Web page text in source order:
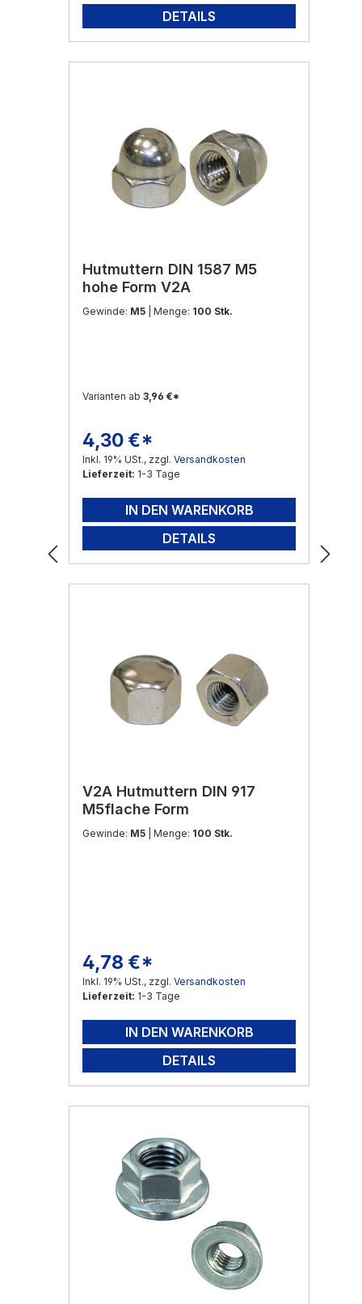
DETAILS
Hutmuttern DIN 1587 M5
hohe Form V2A
Gewinde: M5 | Menge: 100 Stk.
Varianten ab 3,96 €*
Regulärer Preis:
4,30 €*
Inkl. 19% USt., zzgl. Versandkosten
Lieferzeit: 1-3 Tage
IN DEN WARENKORB
DETAILS
V2A Hutmuttern DIN 917
M5flache Form
Gewinde: M5 | Menge: 100 Stk.
Regulärer Preis:
4,78 €*
Inkl. 19% USt., zzgl. Versandkosten
Lieferzeit: 1-3 Tage
IN DEN WARENKORB
DETAILS